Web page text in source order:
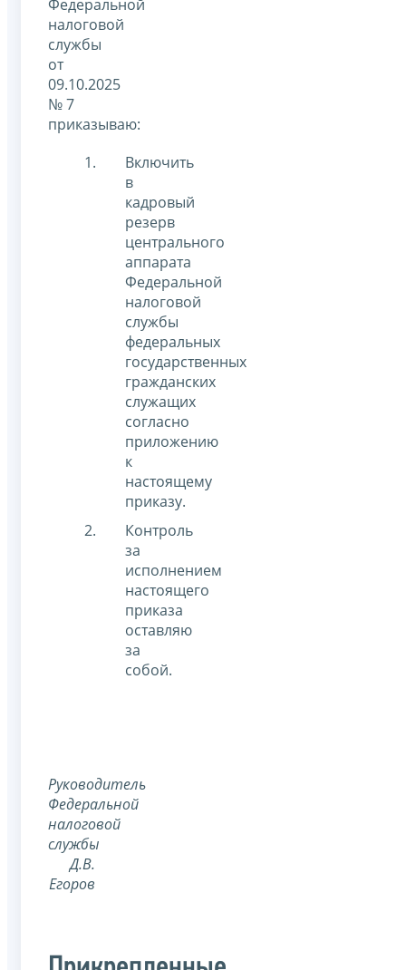
Федеральной
налоговой
службы
от
09.10.2025
№ 7
приказываю:
Включить
в
кадровый
резерв
центрального
аппарата
Федеральной
налоговой
службы
федеральных
государственных
гражданских
служащих
согласно
приложению
к
настоящему
приказу.
Контроль
за
исполнением
настоящего
приказа
оставляю
за
собой.
Руководитель
Федеральной
налоговой
службы
Д.В.
Егоров